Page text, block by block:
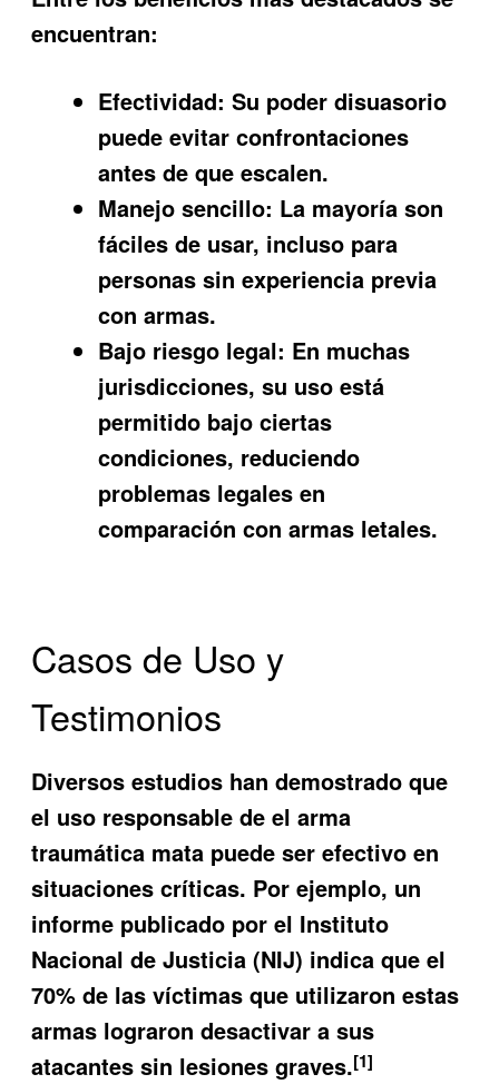
encuentran:
Efectividad: Su poder disuasorio
puede evitar confrontaciones
antes de que escalen.
Manejo sencillo: La mayoría son
fáciles de usar, incluso para
personas sin experiencia previa
con armas.
Bajo riesgo legal: En muchas
jurisdicciones, su uso está
permitido bajo ciertas
condiciones, reduciendo
problemas legales en
comparación con armas letales.
Casos de Uso y
Testimonios
Diversos estudios han demostrado que
el uso responsable deel arma
traumática mata puede ser efectivo en
situaciones críticas. Por ejemplo, un
informe publicado por el Instituto
Nacional de Justicia (NIJ) indica que el
70% de las víctimas que utilizaron estas
armas lograron desactivar a sus
atacantes sin lesiones graves.[1]